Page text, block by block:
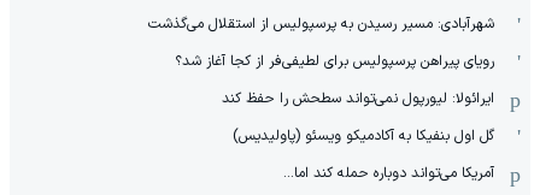
شهرآبادی: مسیر رسیدن به پرسپولیس از استقلال می‌گذشت
رویای پیراهن پرسپولیس برای لطیفی‌فر از کجا آغاز شد؟
ایرائولا: لیورپول نمی‌تواند سطحش را حفظ کند
گل اول بنفیکا به آکادمیکو ویسئو (پاولیدیس)
آمریکا می‌تواند دوباره حمله کند اما...